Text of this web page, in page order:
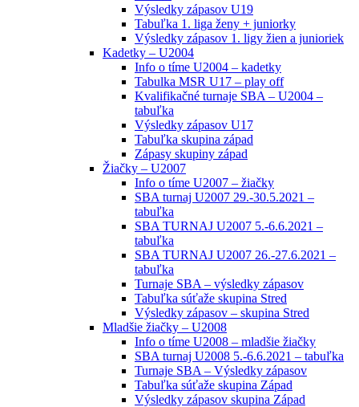
Výsledky zápasov U19
Tabuľka 1. liga ženy + juniorky
Výsledky zápasov 1. ligy žien a junioriek
Kadetky – U2004
Info o tíme U2004 – kadetky
Tabulka MSR U17 – play off
Kvalifikačné turnaje SBA – U2004 –
tabuľka
Výsledky zápasov U17
Tabuľka skupina západ
Zápasy skupiny západ
Žiačky – U2007
Info o tíme U2007 – žiačky
SBA turnaj U2007 29.-30.5.2021 –
tabuľka
SBA TURNAJ U2007 5.-6.6.2021 –
tabuľka
SBA TURNAJ U2007 26.-27.6.2021 –
tabuľka
Turnaje SBA – výsledky zápasov
Tabuľka súťaže skupina Stred
Výsledky zápasov – skupina Stred
Mladšie žiačky – U2008
Info o tíme U2008 – mladšie žiačky
SBA turnaj U2008 5.-6.6.2021 – tabuľka
Turnaje SBA – Výsledky zápasov
Tabuľka súťaže skupina Západ
Výsledky zápasov skupina Západ